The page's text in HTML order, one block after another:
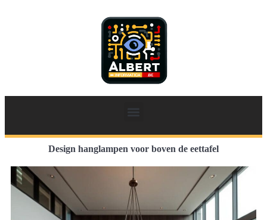
Design hanglampen voor boven de eettafel